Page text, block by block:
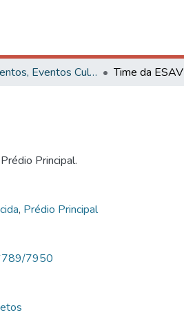
Série Eventos, Eventos Culturais e Projetos Time da ESAV
Principal.
, Prédio Principal
7950